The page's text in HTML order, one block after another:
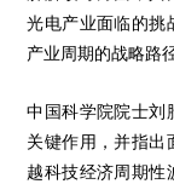
光电产业面临的挑
产业周期的战略路径
中国科学院院士刘
关键作用，并指出
越科技经济周期性